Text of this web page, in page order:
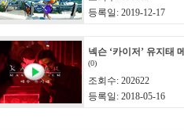
등록일: 2019-12-17
넥슨 ‘카이저’ 유지태
(0)
조회수: 202622
등록일: 2018-05-16